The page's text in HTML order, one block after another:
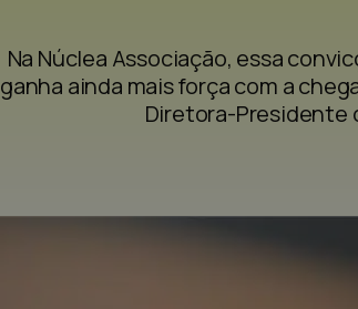
Na Núclea Associação, essa
ganha ainda mais força com a
Diretora-Presidente